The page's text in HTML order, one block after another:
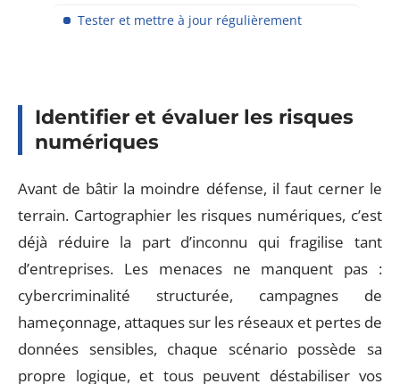
Tester et mettre à jour régulièrement
Identifier et évaluer les risques
numériques
Avant de bâtir la moindre défense, il faut cerner le
terrain. Cartographier les risques numériques, c’est
déjà réduire la part d’inconnu qui fragilise tant
d’entreprises. Les menaces ne manquent pas :
cybercriminalité structurée, campagnes de
hameçonnage, attaques sur les réseaux et pertes de
données sensibles, chaque scénario possède sa
propre logique, et tous peuvent déstabiliser vos